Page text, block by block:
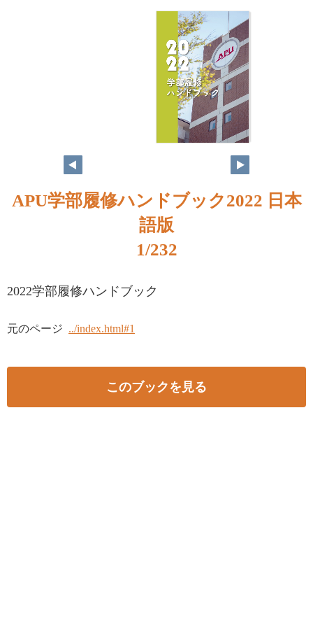
APU学部履修ハンドブック2022 日本
語版
1/232
2022学部履修ハンドブック
元のページ ../index.html#1
このブックを見る